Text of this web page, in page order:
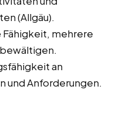
(Allgäu).
mehrere
an
und Anforderungen.